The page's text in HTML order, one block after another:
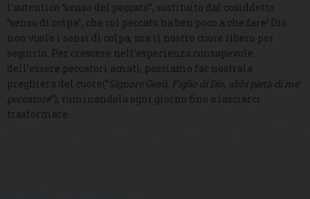
l’autentico “senso del peccato”, sostituito dal cosiddetto
“senso di colpa”, che col peccato ha ben poco a che fare! Dio
non vuole i sensi di colpa, ma il nostro cuore libero per
seguirlo. Per crescere nell’esperienza consapevole
dell’essere peccatori amati, possiamo far nostrala
preghiera del cuore(“Signore Gesù, Figlio di Dio, abbi pietà di me
peccatore”), ruminandola ogni giorno fino a lasciarci
trasformare.